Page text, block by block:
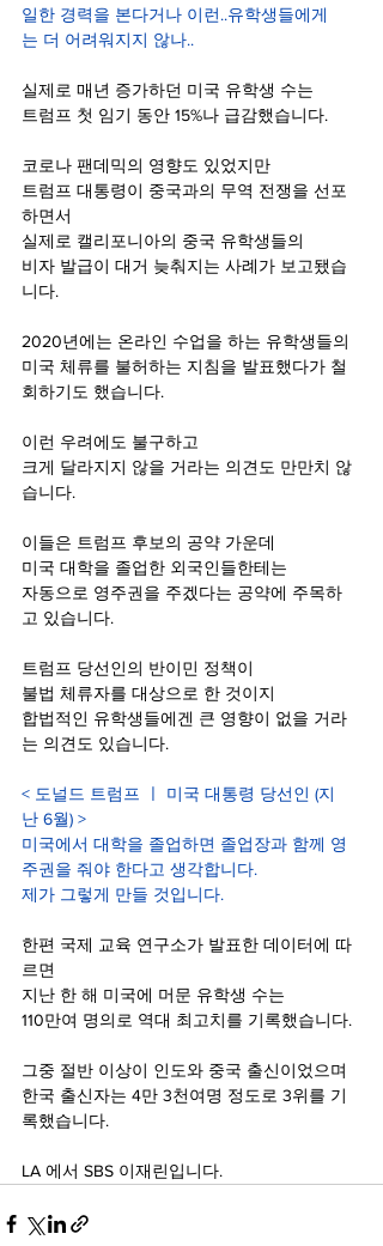
일한 경력을 본다거나 이런..유학생들에게
는 더 어려워지지 않나..
실제로 매년 증가하던 미국 유학생 수는
트럼프 첫 임기 동안 15%나 급감했습니다.
코로나 팬데믹의 영향도 있었지만
트럼프 대통령이 중국과의 무역 전쟁을 선포
하면서
실제로 캘리포니아의 중국 유학생들의
비자 발급이 대거 늦춰지는 사례가 보고됐습
니다.
2020년에는 온라인 수업을 하는 유학생들의
미국 체류를 불허하는 지침을 발표했다가 철
회하기도 했습니다.
이런 우려에도 불구하고
크게 달라지지 않을 거라는 의견도 만만치 않
습니다.
이들은 트럼프 후보의 공약 가운데
미국 대학을 졸업한 외국인들한테는
자동으로 영주권을 주겠다는 공약에 주목하
고 있습니다.
트럼프 당선인의 반이민 정책이
불법 체류자를 대상으로 한 것이지
합법적인 유학생들에겐 큰 영향이 없을 거라
는 의견도 있습니다.
< 도널드 트럼프 ㅣ 미국 대통령 당선인 (지
난 6월) >
미국에서 대학을 졸업하면 졸업장과 함께 영
주권을 줘야 한다고 생각합니다.
제가 그렇게 만들 것입니다.
한편 국제 교육 연구소가 발표한 데이터에 따
르면
지난 한 해 미국에 머문 유학생 수는
110만여 명의로 역대 최고치를 기록했습니다.
그중 절반 이상이 인도와 중국 출신이었으며
한국 출신자는 4만 3천여명 정도로 3위를 기
록했습니다.
LA 에서 SBS 이재린입니다.